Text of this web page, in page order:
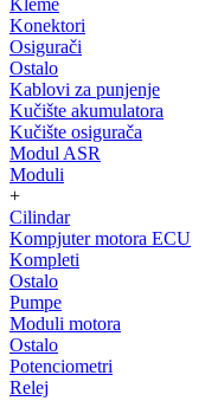
Kleme
Konektori
Osigurači
Ostalo
Kablovi za punjenje
Kučište akumulatora
Kučište osigurača
Modul ASR
Moduli
+
Cilindar
Kompjuter motora ECU
Kompleti
Ostalo
Pumpe
Moduli motora
Ostalo
Potenciometri
Relej